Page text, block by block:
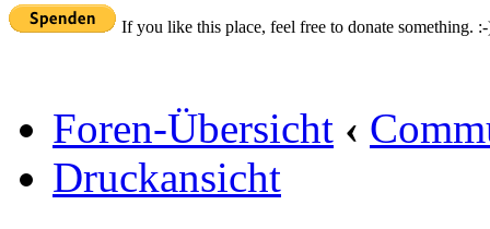
If you like this place, feel free to donate something.
Foren-Übersicht ‹
Druckansicht